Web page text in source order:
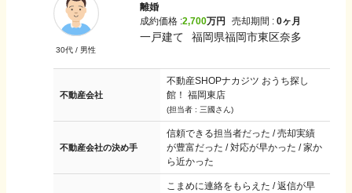
30代 / 男性
離婚
成約価格 :2,700万円 売却期間 : 0ヶ月
一戸建て 福岡県福岡市東区奈多
不動産会社
不動産SHOPナカジツ おうち探し
館！ 福岡東店
(担当者 : 三國さん)
不動産会社の決め手
信頼できる担当者だった / 売却実績
が豊富だった / 対応が早かった / 家か
ら近かった
こまめに連絡をもらえた / 返信が早